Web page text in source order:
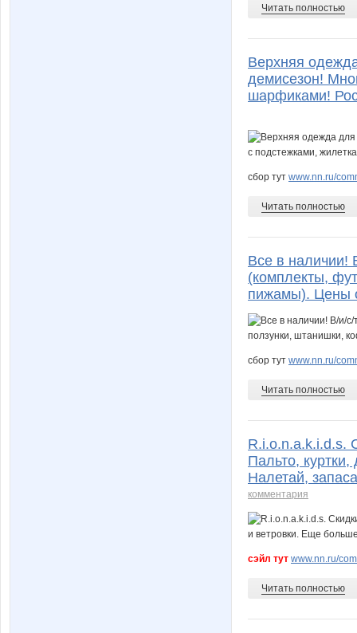
Читать полностью
Верхняя
демисезон!
шарфиками!
сбор тут www.nn.ru/
Читать полностью
Все в наличии!
(комплекты,
пижамы). Цены
сбор тут www.nn.ru/
Читать полностью
R.i.o.n.a.k.i.d.s.
Пальто,
Налетай,
комментария
сэйл тут www.nn.ru/
Читать полностью